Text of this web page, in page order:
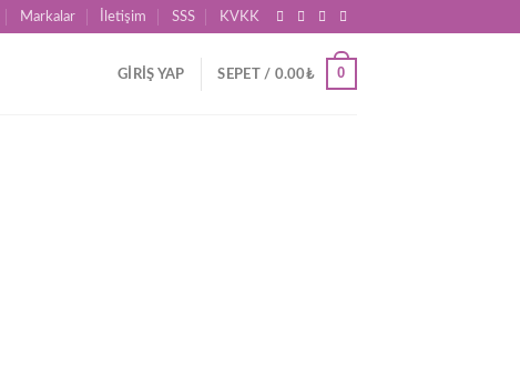
Markalar İletişim SSS KVKK
GIRIŞ YAP SEPET / 0.00₺ 0